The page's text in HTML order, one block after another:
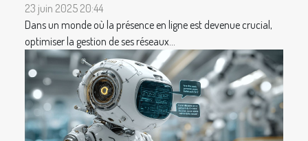
23 juin 2025 20:44
Dans un monde où la présence en ligne est devenue crucial,
optimiser la gestion de ses réseaux...